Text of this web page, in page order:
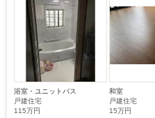
浴室・ユニットバス
戸建住宅
115万円
和室
戸建住宅
15万円